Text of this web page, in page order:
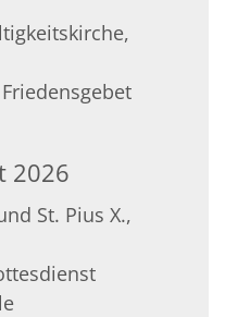
2026
St. Pius X.,